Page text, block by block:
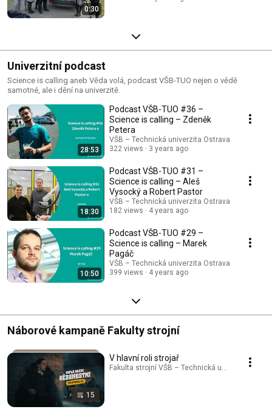
0:30
Univerzitní podcast
Science is calling aneb Věda volá, podcast VŠB-TUO nejen o vědě
samotné, ale i dění na univerzitě.
28:53
Podcast VŠB-TUO #36 –
Science is calling – Zdeněk
Petera
VŠB – Technická univerzita Ostrava
322 views
3 years ago
18:30
Podcast VŠB-TUO #31 –
Science is calling – Aleš
Vysocký a Robert Pastor
VŠB – Technická univerzita Ostrava
182 views
4 years ago
10:50
Podcast VŠB-TUO #29 –
Science is calling – Marek
Pagáč
VŠB – Technická univerzita Ostrava
399 views
4 years ago
Náborové kampaně Fakulty strojní
15
V hlavní roli strojař
Fakulta strojní VŠB – Technická univerzita